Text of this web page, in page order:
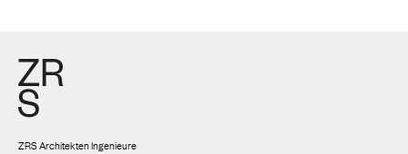
ZRS Architekten Ingenieure